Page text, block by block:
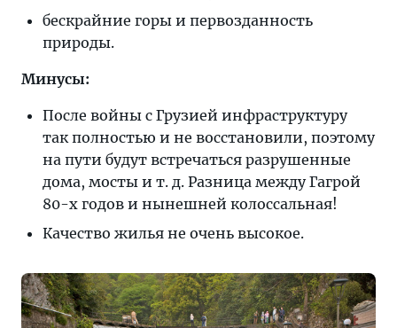
бескрайние горы и первозданность
природы.
Минусы:
После войны с Грузией инфраструктуру
так полностью и не восстановили, поэтому
на пути будут встречаться разрушенные
дома, мосты и т. д. Разница между Гагрой
80-х годов и нынешней колоссальная!
Качество жилья не очень высокое.